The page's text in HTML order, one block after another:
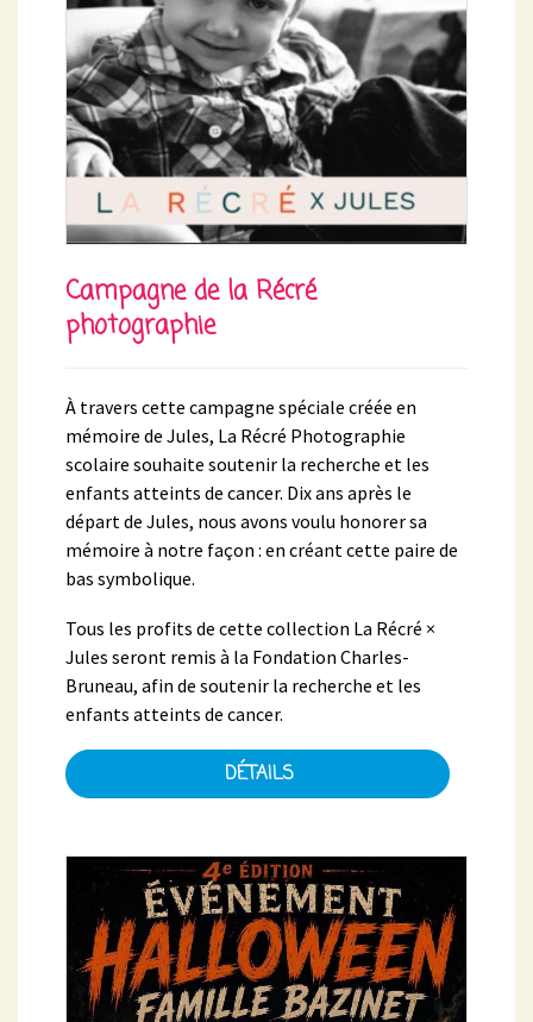
Campagne de la Récré
photographie
À travers cette campagne spéciale créée en
mémoire de Jules, La Récré Photographie
scolaire souhaite soutenir la recherche et les
enfants atteints de cancer. Dix ans après le
départ de Jules, nous avons voulu honorer sa
mémoire à notre façon : en créant cette paire de
bas symbolique.
Tous les profits de cette collection La Récré ×
Jules seront remis à la Fondation Charles-
Bruneau, afin de soutenir la recherche et les
enfants atteints de cancer.
DÉTAILS